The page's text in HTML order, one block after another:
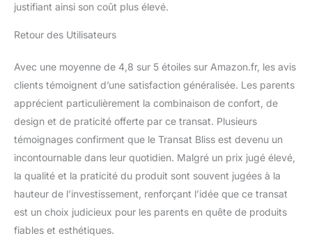
justifiant ainsi son coût plus élevé.
Retour des Utilisateurs
Avec une moyenne de 4,8 sur 5 étoiles sur Amazon.fr, les avis
clients témoignent d’une satisfaction généralisée. Les parents
apprécient particulièrement la combinaison de confort, de
design et de praticité offerte par ce transat. Plusieurs
témoignages confirment que le Transat Bliss est devenu un
incontournable dans leur quotidien. Malgré un prix jugé élevé,
la qualité et la praticité du produit sont souvent jugées à la
hauteur de l’investissement, renforçant l’idée que ce transat
est un choix judicieux pour les parents en quête de produits
fiables et esthétiques.